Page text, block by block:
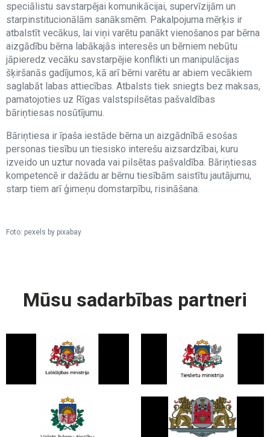
speciālistu savstarpējai komunikācijai, supervīzijām un
starpinstitucionālām sanāksmēm. Pakalpojuma mērķis ir
atbalstīt vecākus, lai viņi varētu panākt vienošanos par bērna
aizgādību bērna labākajās interesēs un bērniem nebūtu
jāpieredz vecāku savstarpējie konflikti un manipulācijas
šķiršanās gadījumos, kā arī bērni varētu ar abiem vecākiem
saglabāt labas attiecības. Atbalsts tiek sniegts bez maksas,
pamatojoties uz Rīgas valstspilsētas pašvaldības
bāriņtiesas nosūtījumu.
Bāriņtiesa ir īpaša iestāde bērna un aizgādnībā esošas
personas tiesību un tiesisko interešu aizsardzībai, kuru
izveido un uztur novada vai pilsētas pašvaldība. Bāriņtiesas
kompetencē ir dažādu ar bērnu tiesībām saistītu jautājumu,
starp tiem arī ģimeņu domstarpību, risināšana.
Foto: pexels by pixabay
Mūsu sadarbības partneri